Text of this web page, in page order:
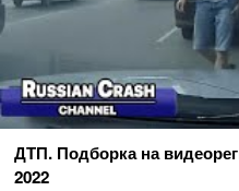
ДТП. Подборка на
2022